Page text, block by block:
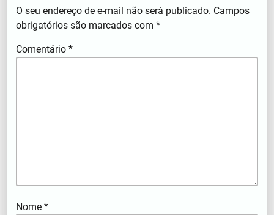
O seu endereço de e-mail não será publicado. Campos
obrigatórios são marcados com*
Comentário*
Nome*